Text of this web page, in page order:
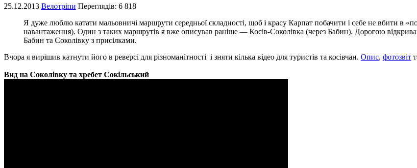
25.12.2013 Велотріпи Переглядів: 6 818
Я дуже люблю катати мальовничі маршрути середньої складності, щоб і красу Карпат побачити і себе не вбити в
навантаження). Один з таких маршрутів я вже описував раніше — Косів-Соколівка (через Бабин). Дорогою
Бабин та Соколівку з присілками.
Вчора я вирішив катнути його в реверсі для різноманітності і зняти кілька відео для туристів та косівчан. Опис, фотозвіт
Вид на Соколівку та хребет Сокільський